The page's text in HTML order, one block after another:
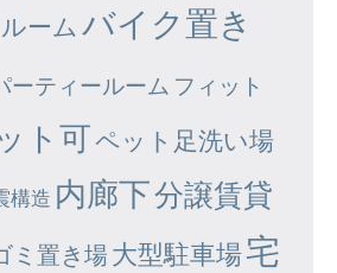
ーム バイク置き
ーティールーム フィット
ト可ペット足洗い場
構造 内廊下分譲賃貸
ミ置き場大型駐車場宅